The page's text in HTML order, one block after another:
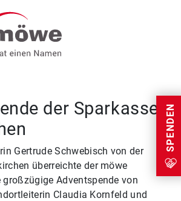
SPENDEN
der Sparkasse
Gertrude Schwebisch von der
überreichte der möwe
großzügige Adventspende von
Claudia Kornfeld und